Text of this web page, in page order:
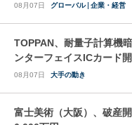
08月07日 グローバル 企業・経営
TOPPAN、耐量子計算機
ンターフェイスICカード
08月07日 大手の動き
富士美術（大阪）、破産